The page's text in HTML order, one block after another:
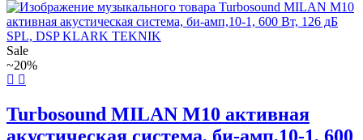
Sale
~20%
Turbosound MILAN M10 активная
акустическая система, би-амп,10-1, 600